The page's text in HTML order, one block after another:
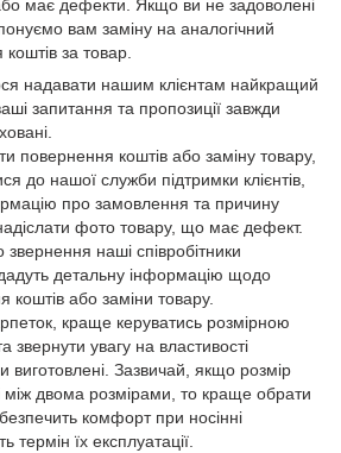
має дефекти. Якщо ви не задоволені
вам заміну на аналогічний
за товар.
надавати нашим клієнтам найкращий
запитання та пропозиції завжди
повернення коштів або заміну товару,
до нашої служби підтримки клієнтів,
про замовлення та причину
фото товару, що має дефект.
наші співробітники
детальну інформацію щодо
коштів або заміни товару.
краще керуватись розмірною
звернути увагу на властивості
виготовлені. Зазвичай, якщо розмір
між двома розмірами, то краще обрати
комфорт при носінні
термін їх експлуатації.